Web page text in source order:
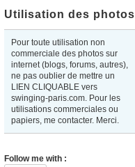
Utilisation des photos
Pour toute utilisation non
commerciale des photos sur
internet (blogs, forums, autres),
ne pas oublier de mettre un
LIEN CLIQUABLE vers
swinging-paris.com. Pour les
utilisations commerciales ou
papiers, me contacter. Merci.
Follow me with :